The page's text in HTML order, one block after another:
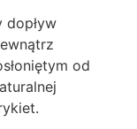
dopływ
od